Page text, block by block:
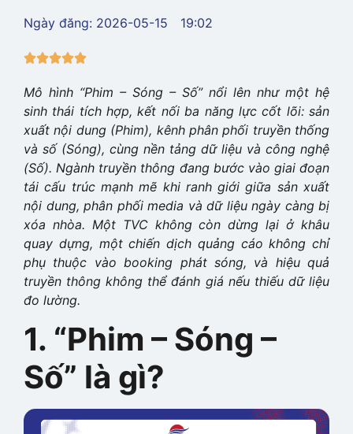
Ngày đăng: 2026-05-15 19:02

Mô hình “Phim – Sóng – Số” nổi lên như một hệ
sinh thái tích hợp, kết nối ba năng lực cốt lõi: sản
xuất nội dung (Phim), kênh phân phối truyền thống
và số (Sóng), cùng nền tảng dữ liệu và công nghệ
(Số). Ngành truyền thông đang bước vào giai đoạn
tái cấu trúc mạnh mẽ khi ranh giới giữa sản xuất
nội dung, phân phối media và dữ liệu ngày càng bị
xóa nhòa. Một TVC không còn dừng lại ở khâu
quay dựng, một chiến dịch quảng cáo không chỉ
phụ thuộc vào booking phát sóng, và hiệu quả
truyền thông không thể đánh giá nếu thiếu dữ liệu
đo lường.
1. “Phim – Sóng –
Số” là gì?